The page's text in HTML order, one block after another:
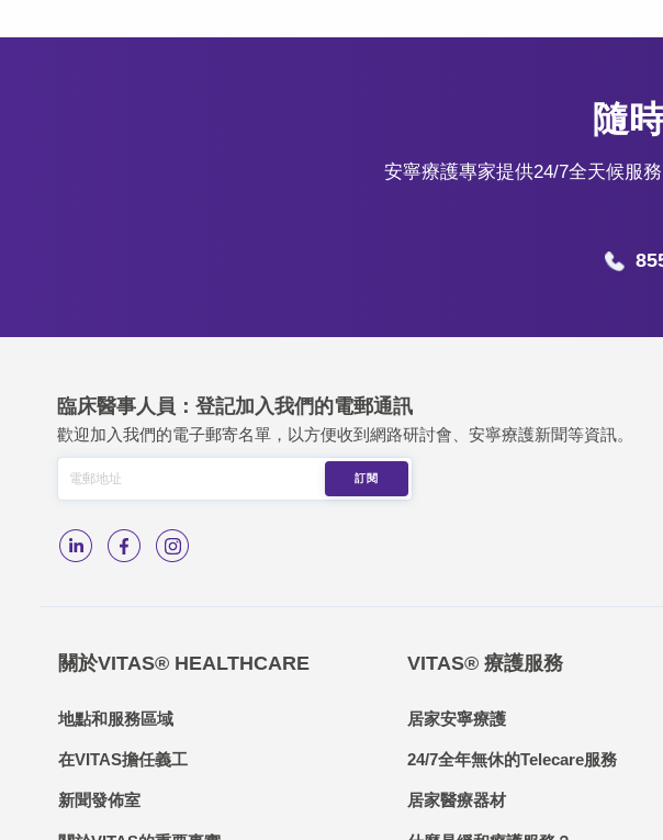
隨
安寧療護專家提供24/7全天候服
臨床醫事人員：登記加入我們的電郵通訊
歡迎加入我們的電子郵寄名單，以方便收到網路研討會、安寧療護新聞等資訊。
關於VITAS® HEALTHCARE
地點和服務區域
在VITAS擔任義工
新聞發佈室
VITAS® 療護服務
居家安寧療護
24/7全年無休的Telecare服務
居家醫療器材